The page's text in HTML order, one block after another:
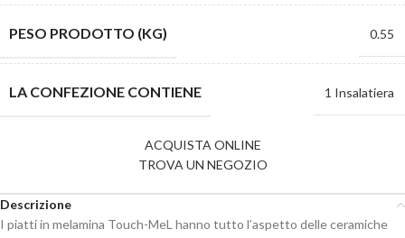
PESO PRODOTTO (KG) 0.55
LA CONFEZIONE CONTIENE 1 Insalatiera
ACQUISTA ONLINE
TROVA UN NEGOZIO
Descrizione
I piatti in melamina Touch-MeL hanno tutto l’aspetto delle ceramiche